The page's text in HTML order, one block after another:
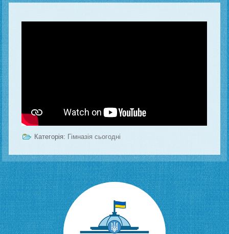
Категорія: Гімназія сьогодні